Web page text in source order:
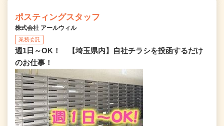
ポスティングスタッフ
株式会社 アールウィル
業務委託
週1日～OK！ 【埼玉県内】自社チラシを投函するだけ
のお仕事！